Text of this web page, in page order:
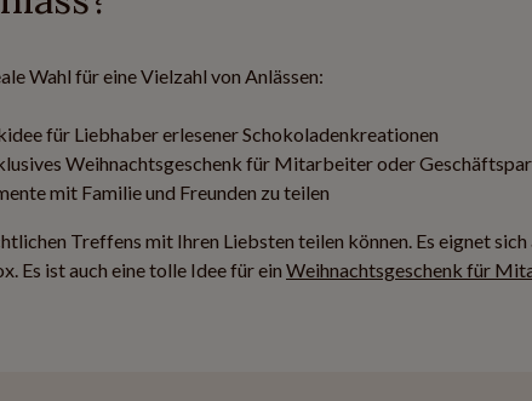
Wahl für eine Vielzahl von Anlässen:
für Liebhaber erlesener Schokoladenkreationen
Weihnachtsgeschenk für Mitarbeiter oder
mit Familie und Freunden zu teilen
Treffens mit Ihren Liebsten teilen können. Es eignet sich
Es ist auch eine tolle Idee für ein Weihnachtsgeschenk für